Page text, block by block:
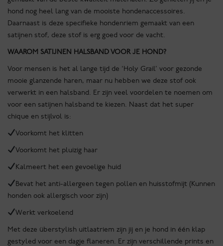
hond nog heel lang van de mooiste hondenaccessoires.
Daarnaast is deze specifieke hondenriem gemaakt van een
satijnen stof, deze stof is erg goed voor de vacht.
WAAROM SATIJNEN HALSBAND VOOR JE HOND?
Voor mensen is het al lange tijd de ‘Holy Grail’ voor gezonde
mooie glanzende haren, maar nu hebben we deze stof ook
verwerkt in een halsband. Er zijn veel voordelen te noemen om
voor een satijnen halsband te kiezen. Naast dat het super
chique en stijlvol is:
Voorkomt het klitten
Voorkomt het pluizig haar
Kalmeert het een gevoelige huid
Bevat het anti-allergeen tegen pollen en huisstofmijt (Kunnen
honden ook allergisch voor zijn)
Werkt verkoelend
Met deze überstylish uitlaatriem zijn jij en je hond in één klap
gestyled voor een dagje flaneren. Er zijn verschillende prints en